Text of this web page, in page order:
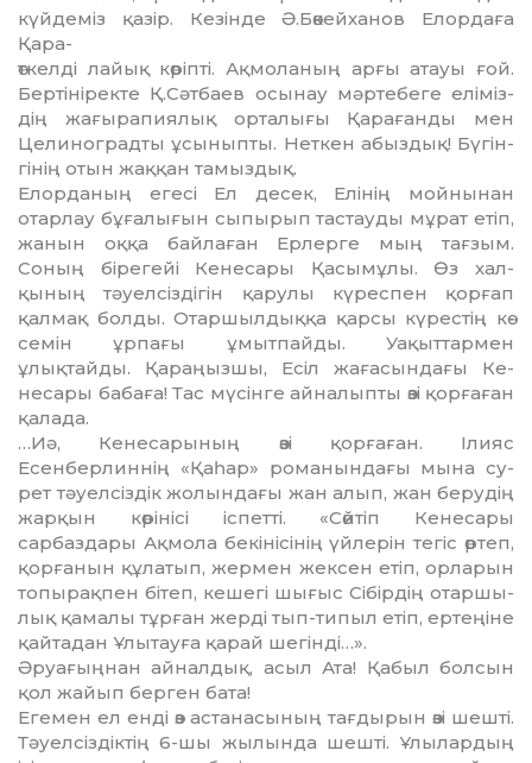
күйдеміз қазір. Кезінде Ә.Бөкейханов Елордаға
Қара­-
өт­кел­ді лайық көріпті. Ақмола­ның арғы атауы ғой.
Бертініректе Қ.Сәт­баев осынау мәртебеге елі­­міз­­
дің жағырапиялық орта­лы­ғы Қарағанды мен
Целино­градты ұсыныпты. Неткен абыз­дық! Бү­гін­
гінің отын жаққан тамыздық.
Елорданың егесі Ел десек, Елі­нің мойнынан
отарлау бұға­лы­ғын сыпырып тастауды мұрат етіп,
жанын оққа байлаған Ер­лер­ге мың тағзым.
Соның біре­гейі Кенесары Қасымұлы. Өз хал­­
қының тәуелсіздігін қарулы кү­респен қорғап
қалмақ болды. Отар­шылдыққа қарсы күрестің кө­
семін ұрпағы ұмытпайды. Уа­қыттармен
ұлықтайды. Қа­раңыз­шы, Есіл жағасындағы Ке­
несары бабаға! Тас мүсінге ай­налыпты өзі қорғаған
қалада.
…Иә, Кенесарының өзі қор­ға­ған. Ілияс
Есенберлиннің «Қаһар» романындағы мына су­
рет тәуелсіздік жолындағы жан алып, жан берудің
жарқын кө­рінісі іспетті. «Сөйтіп Кене­са­ры
сарбаздары Ақмола бекіні­сі­нің үйлерін тегіс өртеп,
қор­ға­нын құлатып, жермен жексен етіп, орларын
топырақпен бітеп, ке­шегі шығыс Сібірдің отаршы­
лық қамалы тұрған жерді тып-типыл етіп, ертеңіне
қайтадан Ұлы­тауға қарай шегінді…».
Әруағыңнан айналдық, асыл Ата! Қабыл болсын
қол жайып берген бата!
Егемен ел енді өз астана­сы­ның тағдырын өзі шешті.
Тәуел­сіз­діктің 6-шы жылында шешті. Ұлылардың